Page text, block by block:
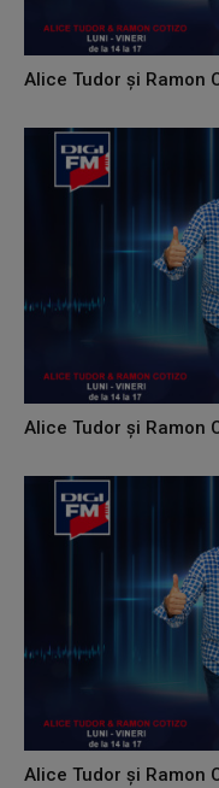
Alice Tudor și Ramon
Alice Tudor și Ramon
Alice Tudor și Ramon